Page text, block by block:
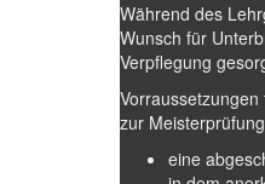
Während des
Wunsch für
Verpflegung
zur
eine